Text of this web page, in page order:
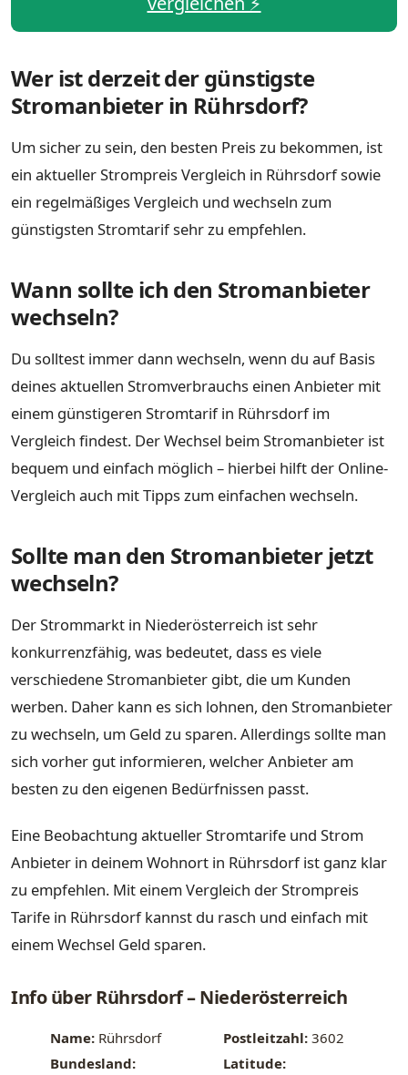
Wer ist derzeit der günstigste
Stromanbieter in Rührsdorf?
Um sicher zu sein, den besten Preis zu bekommen, ist
ein aktueller Strompreis Vergleich in Rührsdorf sowie
ein regelmäßiges Vergleich und wechseln zum
günstigsten Stromtarif sehr zu empfehlen.
Wann sollte ich den Stromanbieter
wechseln?
Du solltest immer dann wechseln, wenn du auf Basis
deines aktuellen Stromverbrauchs einen Anbieter mit
einem günstigeren Stromtarif in Rührsdorf im
Vergleich findest. Der Wechsel beim Stromanbieter ist
bequem und einfach möglich – hierbei hilft der Online-
Vergleich auch mit Tipps zum einfachen wechseln.
Sollte man den Stromanbieter jetzt
wechseln?
Der Strommarkt in Niederösterreich ist sehr
konkurrenzfähig, was bedeutet, dass es viele
verschiedene Stromanbieter gibt, die um Kunden
werben. Daher kann es sich lohnen, den Stromanbieter
zu wechseln, um Geld zu sparen. Allerdings sollte man
sich vorher gut informieren, welcher Anbieter am
besten zu den eigenen Bedürfnissen passt.
Eine Beobachtung aktueller Stromtarife und Strom
Anbieter in deinem Wohnort in Rührsdorf ist ganz klar
zu empfehlen. Mit einem Vergleich der Strompreis
Tarife in Rührsdorf kannst du rasch und einfach mit
einem Wechsel Geld sparen.
Info über Rührsdorf – Niederösterreich
Name: Rührsdorf Postleitzahl: 3602
Bundesland:
Latitude: